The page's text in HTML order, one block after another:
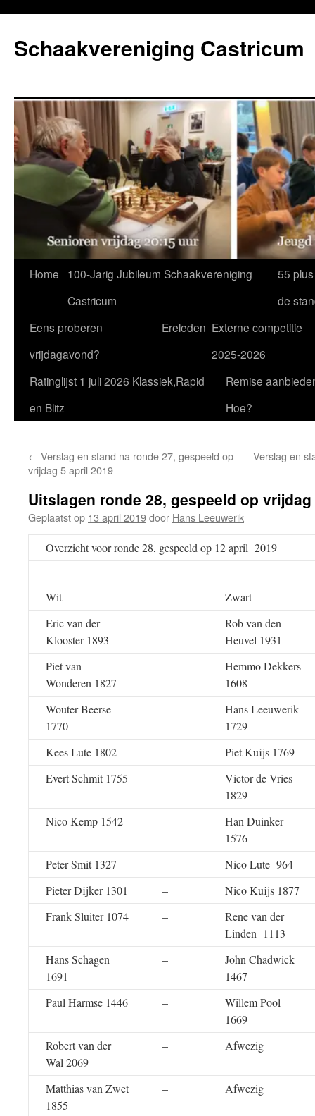
de
inhoud
Schaakvereniging Castricum
Home
100-Jarig Jubileum Schaakvereniging
Castricum
55
de
Eens proberen
vrijdagavond?
Ereleden Externe competitie
2025-2026
Ratinglijst 1 juli 2026 Klassiek,Rapid
en Blitz
Remise
Hoe?
← Verslag en stand na ronde 27, gespeeld op
vrijdag 5 april 2019
Verslag en
Uitslagen ronde 28, gespeeld op
Geplaatst op 13 april 2019door Hans Leeuwerik
Overzicht voor ronde 28, gespeeld op 12 april 2019
Wit
Zwart
Eric van der
Klooster 1893
–
Rob van den
Heuvel 1931
Piet van
Wonderen 1827
–
Hemmo Dekkers
1608
Wouter Beerse
1770
–
Hans Leeuwerik
1729
Kees Lute 1802
–
Piet Kuijs 1769
Evert Schmit 1755
–
Victor de Vries
1829
Nico Kemp 1542
–
Han Duinker
1576
Peter Smit 1327
–
Nico Lute 964
Pieter Dijker 1301
–
Nico Kuijs 1877
Frank Sluiter 1074
–
Rene van der
Linden 1113
Hans Schagen
1691
–
John Chadwick
1467
Paul Harmse 1446
–
Willem Pool
1669
Robert van der
Wal 2069
– Afwezig
Matthias van Zwet
1855
– Afwezig